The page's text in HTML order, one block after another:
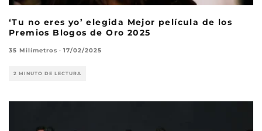
‘Tu no eres yo’ elegida Mejor película de los
Premios Blogos de Oro 2025
35 Milímetros · 17/02/2025
2 MINUTO DE LECTURA